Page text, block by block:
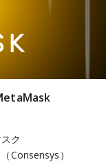
ク
Consensys）